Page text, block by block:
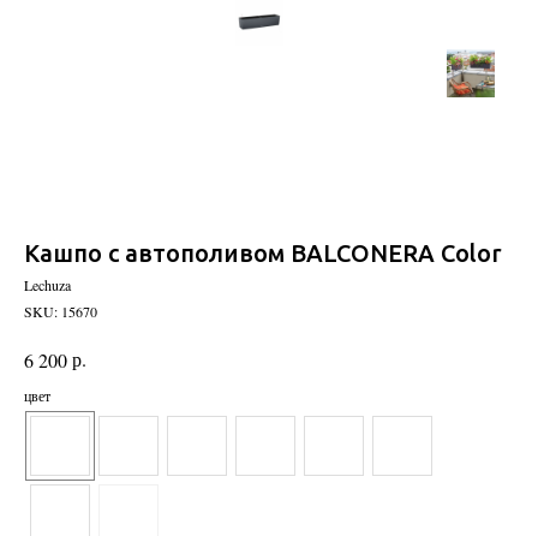
Кашпо с автополивом BALCONERA Color
Lechuza
SKU: 15670
6 200р.
цвет